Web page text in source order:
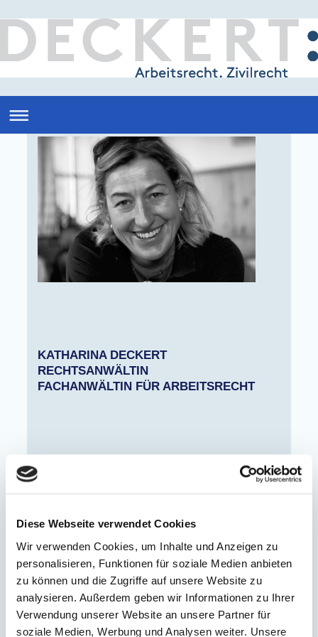
Diese Webseite verwendet Cookies
Wir verwenden Cookies, um Inhalte und Anzeigen zu
personalisieren, Funktionen für soziale Medien anbieten
zu können und die Zugriffe auf unsere Website zu
analysieren. Außerdem geben wir Informationen zu Ihrer
Verwendung unserer Website an unsere Partner für
soziale Medien, Werbung und Analysen weiter. Unsere
KATHARINA DECKERT
RECHTSANWÄLTIN
FACHANWÄLTIN FÜR ARBEITSRECHT
Wissenschaftliche Hilfskraft am Institut für
Referendariat in Tübingen mit
Auslandsaufenthalten
Rechtsanwältin seit 1996, Fachanwältin für
Arbeitsrecht seit 1998
1996 - 1998: Anwältin in einer Kanzlei in
Dingolfing, Niederbayern
1998 - 1999: Anwältin in einer Kanzlei in